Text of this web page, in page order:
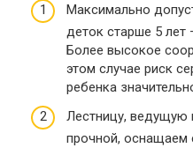
Максимально
деток старше 5 лет
Более высокое
этом случае риск
ребенка
Лестницу, ведущую
прочной, оснащаем